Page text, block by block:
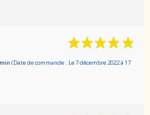
(Date de commande : Le 7 décembre 2022 à 17